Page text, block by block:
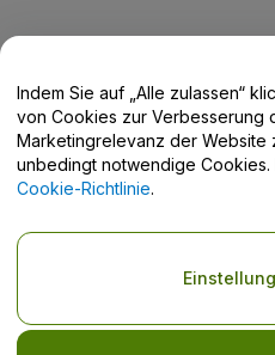
Hilfe-Center / Kontakt
Durch die Nutzung dieser
Geschäftsbedingungenund die
Keine Weitergabe meiner
Indem Sie auf „Alle zulassen“
von Cookies zur Verbesserung
Marketingrelevanz der Website zu. Ansonsten verwenden
unbedingt notwendige
Cookie-Richtlinie.